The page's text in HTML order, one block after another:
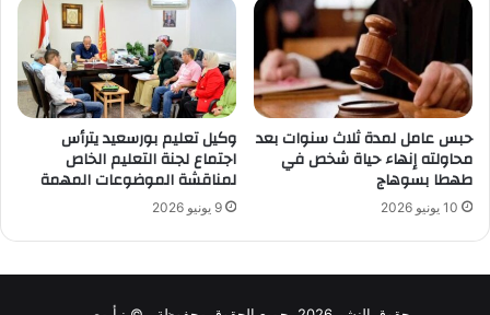
حبس عامل لمدة ثلاث سنوات بعد
محاولته إنهاء حياة شخص في
طهطا بسوهاج
10 يونيو 2026
وكيل تعليم بورسعيد يترأس
اجتماع لجنة التعليم الخاص
لمناقشة الموضوعات المهمة
9 يونيو 2026